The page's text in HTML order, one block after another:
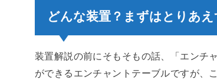
どんな装置？まずはとりあ
装置解説の前にそもそもの話、「エンチ
ができるエンチャントテーブルですが、